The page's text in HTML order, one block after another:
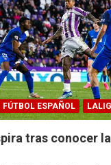
FÚTBOL ESPAÑOL
tras conocer